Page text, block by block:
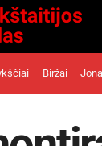
Biržai